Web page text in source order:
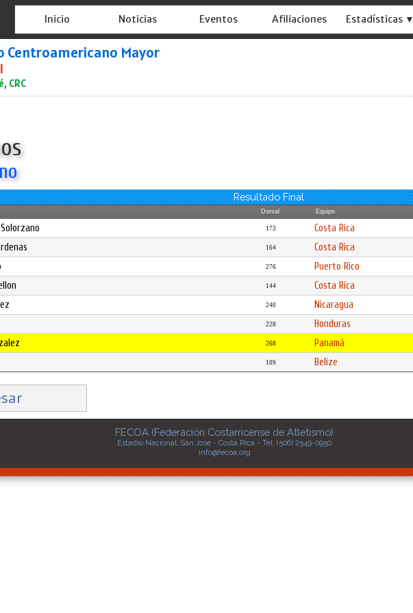
Inicio Noticias Eventos Afiliaciones Estadísticas ▼
Centroamericano Mayor
CRC
Resultado Final
Dorsal Equipo
Solorzano 173 Costa Rica
164 Costa Rica
276 Puerto Rico
144 Costa Rica
240 Nicaragua
228 Honduras
268 Panamá
109 Belize
FECOA (Federación Costarricense de Atletismo)
Estadio Nacional, San José - Costa Rica - Tel. (506) 2549-0950
info@fecoa.org